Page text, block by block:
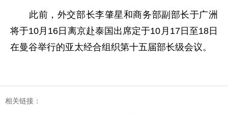
此前，外交部长李肇星和商务部副部长于广洲
将于10月16日离京赴泰国出席定于10月17日至18日
在曼谷举行的亚太经合组织第十五届部长级会议。
相关链接：